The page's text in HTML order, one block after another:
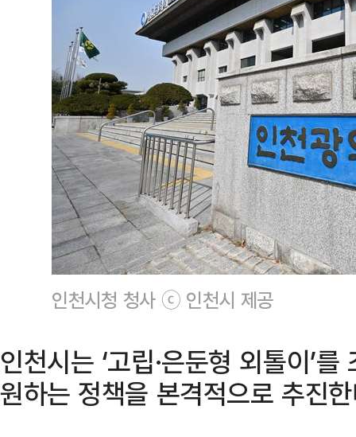
인천시청 청사 ⓒ 인천시 제공
인천시는 ‘고립·은둔형 외톨이’
원하는 정책을 본격적으로 추진